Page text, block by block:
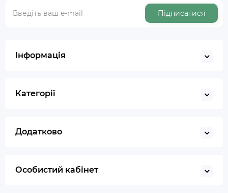
Підписатися
Інформація
Категорії
Додатково
Особистий кабінет